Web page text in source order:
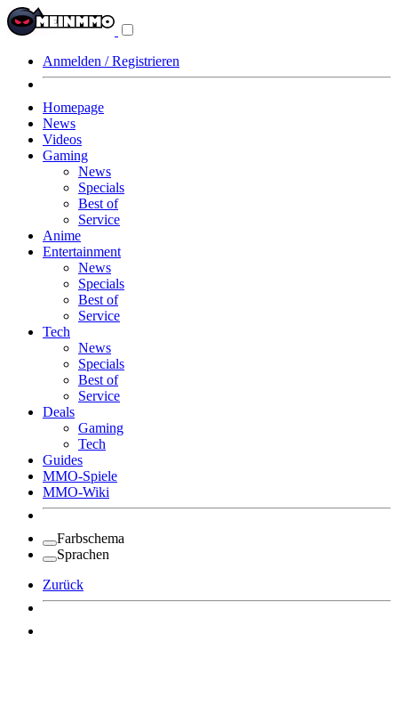
Anmelden / Registrieren
Homepage
News
Videos
Gaming
News
Specials
Best of
Service
Anime
Entertainment
News
Specials
Best of
Service
Tech
News
Specials
Best of
Service
Deals
Gaming
Tech
Guides
MMO-Spiele
MMO-Wiki
Farbschema
Sprachen
Zurück